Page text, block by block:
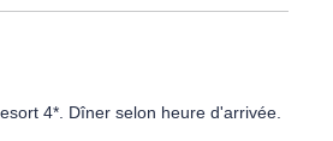
seront gérées directement par
4*. Dîner selon heure d'arrivée.